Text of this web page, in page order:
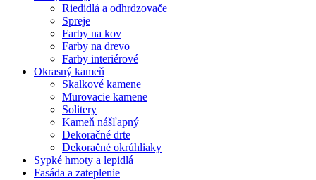
Riedidlá a odhrdzovače
Spreje
Farby na kov
Farby na drevo
Farby interiérové
Okrasný kameň
Skalkové kamene
Murovacie kamene
Solitery
Kameň nášľapný
Dekoračné drte
Dekoračné okrúhliaky
Sypké hmoty a lepidlá
Fasáda a zateplenie